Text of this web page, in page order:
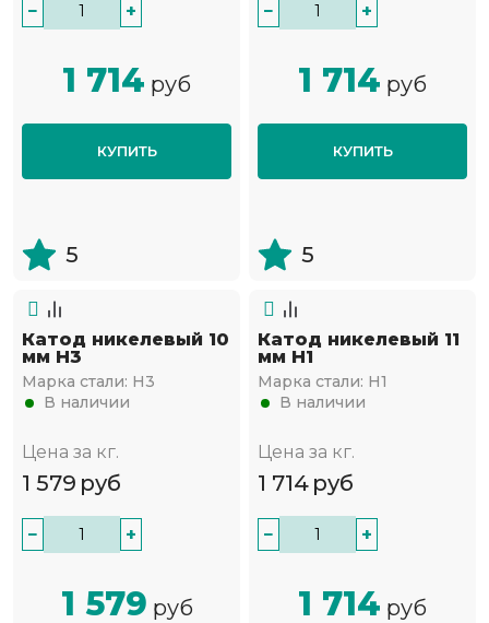
− +
1 714 руб
КУПИТЬ
5
− +
1 714 руб
КУПИТЬ
5
Катод никелевый 10
мм Н3
Марка стали: Н3
В наличии
Цена за кг.
1 579 руб
− +
1 579 руб
Катод никелевый 11
мм Н1
Марка стали: Н1
В наличии
Цена за кг.
1 714 руб
− +
1 714 руб